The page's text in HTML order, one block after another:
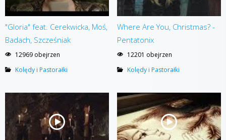
"Gloria" feat. Cerekwicka, Moś,
Badach, Szcześniak
12969 obejrzen
Kolędy i Pastorałki
Where Are You, Christmas? -
Pentatonix
12201 obejrzen
Kolędy i Pastorałki